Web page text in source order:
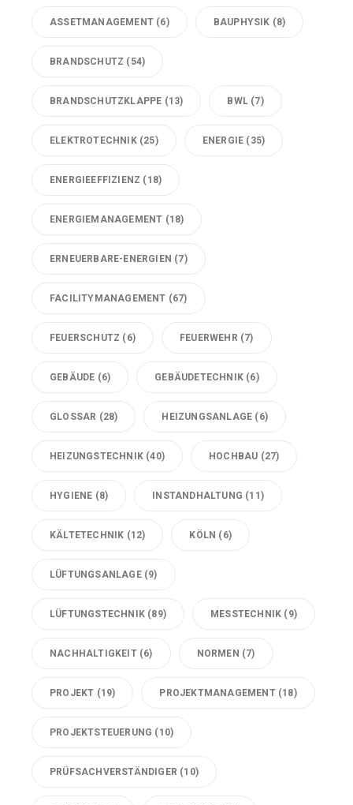
ASSETMANAGEMENT (6) BAUPHYSIK (8)
BRANDSCHUTZ (54)
BRANDSCHUTZKLAPPE (13) BWL (7)
ELEKTROTECHNIK(25) ENERGIE (35)
ENERGIEEFFIZIENZ (18)
ENERGIEMANAGEMENT (18)
ERNEUERBARE-ENERGIEN (7)
FACILITYMANAGEMENT (67)
FEUERSCHUTZ (6) FEUERWEHR (7)
GEBÄUDE (6) GEBÄUDETECHNIK (6)
GLOSSAR (28) HEIZUNGSANLAGE (6)
HEIZUNGSTECHNIK (40) HOCHBAU (27)
HYGIENE (8) INSTANDHALTUNG (11)
KÄLTETECHNIK (12) KÖLN (6)
LÜFTUNGSANLAGE(9)
LÜFTUNGSTECHNIK (89) MESSTECHNIK (9)
NACHHALTIGKEIT(6) NORMEN (7)
PROJEKT (19) PROJEKTMANAGEMENT(18)
PROJEKTSTEUERUNG (10)
PRÜFSACHVERSTÄNDIGER (10)